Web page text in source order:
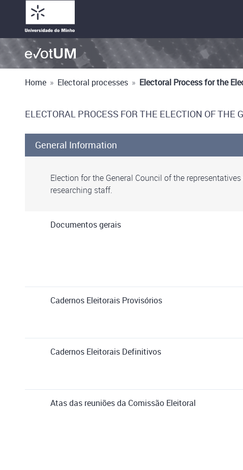
Home » Electoral processes » Electoral Process for the
ELECTORAL PROCESS FOR THE ELECTION OF
General Information
Election for the General Council of the
researching staff.
Documentos gerais
Cadernos Eleitorais Provisórios
Cadernos Eleitorais Definitivos
Atas das reuniões da Comissão Eleitoral